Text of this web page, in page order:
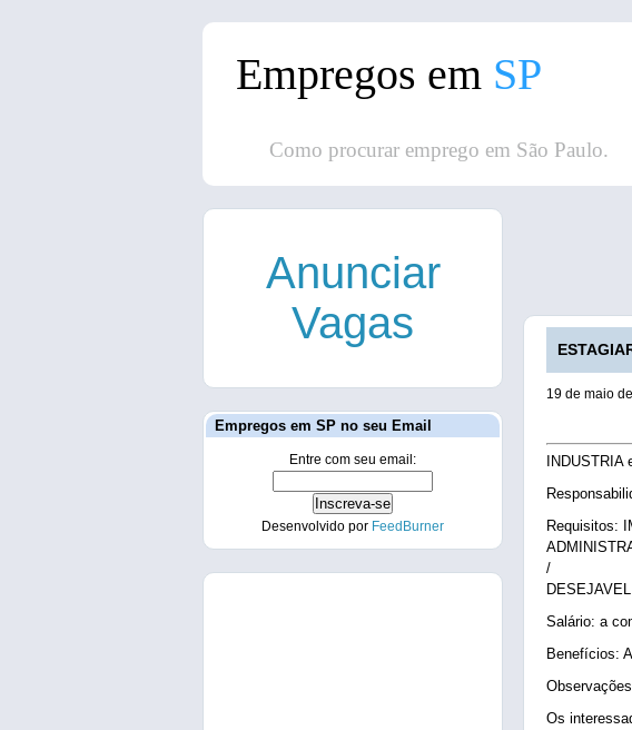
Empregos em SP
Como procurar emprego em São Paulo.
19 de maio
Requisitos:
/
Salário: a
Benefícios:
Os
Anunciar
Vagas
Empregos em SP no seu Email
Entre com seu email:
Desenvolvido por FeedBurner